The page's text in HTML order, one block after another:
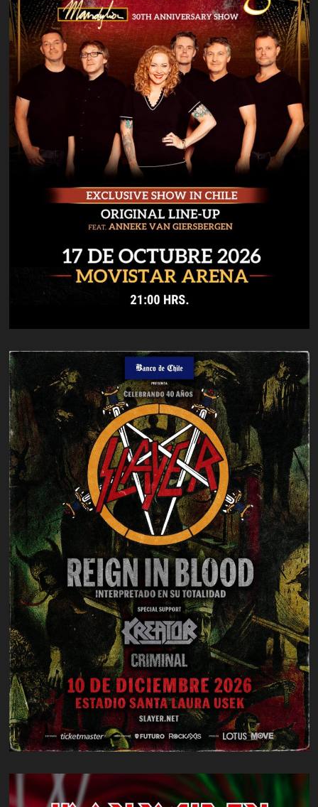
BANDAS
DE
HEAVY
METAL
MÁS
IMPORTANTES
CHILE
CON
MONUMENTAL
SEPTIEMBRE
EN
MOVISTAR